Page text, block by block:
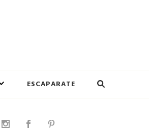
ESCAPARATE